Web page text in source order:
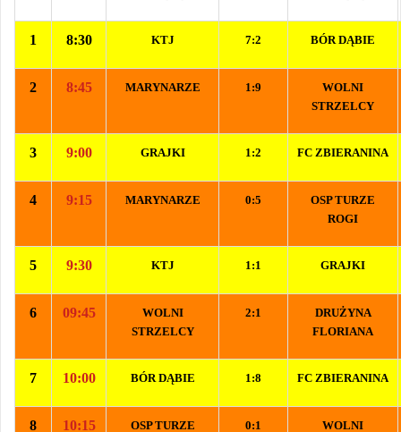
1 8:30 KTJ 7:2 BÓR DĄBIE
2 8:45 MARYNARZE 1:9
WOLNI
STRZELCY
3 9:00 GRAJKI 1:2 FC ZBIERANINA
4 9:15 MARYNARZE 0:5
OSP TURZE
ROGI
5 9:30 KTJ 1:1 GRAJKI
6 09:45
WOLNI
STRZELCY
2:1
DRUŻYNA
FLORIANA
7 10:00 BÓR DĄBIE 1:8 FC ZBIERANINA
8 10:15
OSP TURZE
0:1
WOLNI